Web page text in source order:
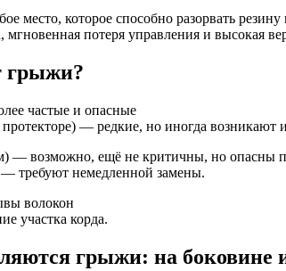
место, которое способно разорвать
мгновенная потеря управления и высокая
грыжи?
частые и опасные
— редкие, но иногда возникают
— возможно, ещё не критичны, но опасны
требуют немедленной замены.
волокон
участка корда.
грыжи: на боковине